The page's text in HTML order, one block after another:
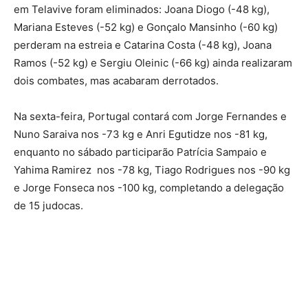
em Telavive foram eliminados: Joana Diogo (-48 kg),
Mariana Esteves (-52 kg) e Gonçalo Mansinho (-60 kg)
perderam na estreia e Catarina Costa (-48 kg), Joana
Ramos (-52 kg) e Sergiu Oleinic (-66 kg) ainda realizaram
dois combates, mas acabaram derrotados.
Na sexta-feira, Portugal contará com Jorge Fernandes e
Nuno Saraiva nos -73 kg e Anri Egutidze nos -81 kg,
enquanto no sábado participarão Patrícia Sampaio e
Yahima Ramirez nos -78 kg, Tiago Rodrigues nos -90 kg
e Jorge Fonseca nos -100 kg, completando a delegação
de 15 judocas.